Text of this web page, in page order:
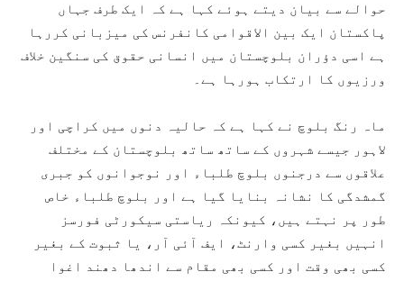
حوالے سے بیان دیتے ہوئے کہا ہے کہ ایک طرف جہاں
پاکستان ایک بین الاقوامی کانفرنس کی میزبانی کررہا
ہے اسی دؤران بلوچستان میں انسانی حقوق کی سنگین خلاف
ورزیوں کا ارتکاب ہورہا ہے۔
ماہ رنگ بلوچ نے کہا ہے کہ حالیہ دنوں میں کراچی اور
لاہور جیسے شہروں کے ساتھ ساتھ بلوچستان کے مختلف
علاقوں سے درجنوں بلوچ طلباء اور نوجوانوں کو جبری
گمشدگی کا نشانہ بنایا گیا ہے اور بلوچ طلباء خاص
طور پر نہتے ہیں، کیونکہ ریاستی سیکورٹی فورسز
انہیں بغیر کسی وارنٹ، ایف آئی آر، یا ثبوت کے بغیر
کسی بھی وقت اور کسی بھی مقام سے اندھا دھند اغوا